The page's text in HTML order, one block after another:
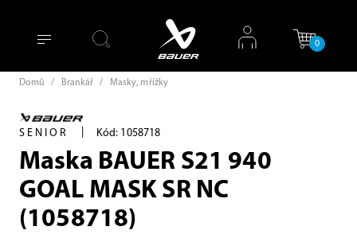
0
Domů / Brankář / Masky, mřížky
SENIOR Kód: 1058718
Maska BAUER S21 940
GOAL MASK SR NC
(1058718)